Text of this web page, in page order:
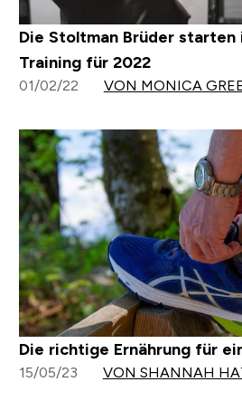
Die Stoltman Brüder starten
Training für 2022
01/02/22 VON MONICA
Die richtige Ernährung für
15/05/23 VON SHANNAH